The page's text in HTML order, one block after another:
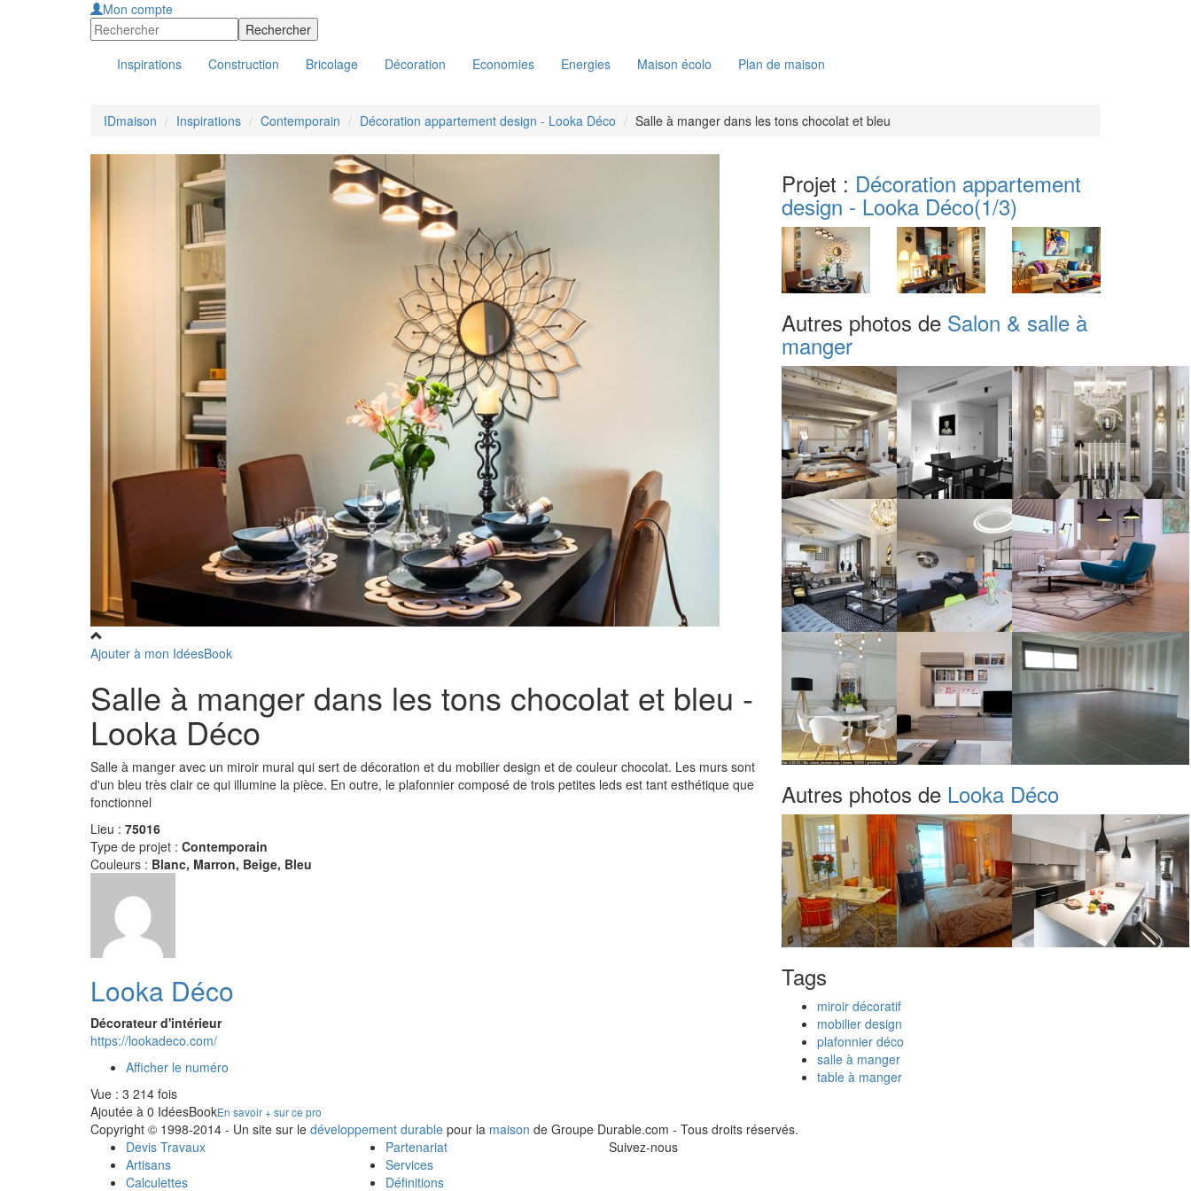
Mon compte
Inspirations Construction Bricolage Décoration Economies Energies Maison écolo Plan de maison
IDmaison Inspirations Contemporain Décoration appartement design - Looka Déco Salle à manger dans les tons chocolat et bleu
Ajouter à mon IdéesBook
Salle à manger dans les tons chocolat et bleu -
Looka Déco
Salle à manger avec un miroir mural qui sert de décoration et du mobilier design et de couleur chocolat. Les murs sont
d'un bleu très clair ce qui illumine la pièce. En outre, le plafonnier composé de trois petites leds est tant esthétique que
fonctionnel
Lieu : 75016
Type de projet : Contemporain
Couleurs : Blanc, Marron, Beige, Bleu
Looka Déco
Décorateur d'intérieur
https://lookadeco.com/
Afficher le numéro
Vue : 3 214 fois
Ajoutée à 0 IdéesBookEn savoir + sur ce pro
Projet : Décoration appartement
design - Looka Déco(1/3)
Autres photos de Salon & salle à
manger
Autres photos de Looka Déco
Tags
miroir décoratif
mobilier design
plafonnier déco
salle à manger
table à manger
Copyright © 1998-2014 - Un site sur le développement durable pour la maison de Groupe Durable.com - Tous droits réservés.
Devis Travaux
Artisans
Calculettes
Partenariat
Services
Définitions
Suivez-nous